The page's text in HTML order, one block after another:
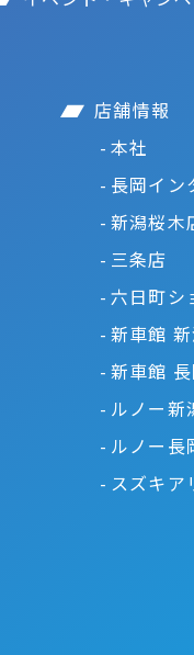
店舗情報
本社
長岡イン
新潟桜木
三条店
六日町シ
新車館
新車館
ルノー新
ルノー長
スズキア